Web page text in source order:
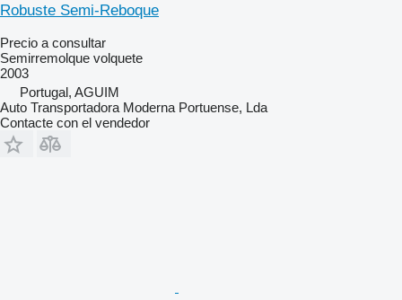
Robuste Semi-Reboque
Precio a consultar
Semirremolque volquete
2003
Portugal, AGUIM
Auto Transportadora Moderna Portuense, Lda
Contacte con el vendedor